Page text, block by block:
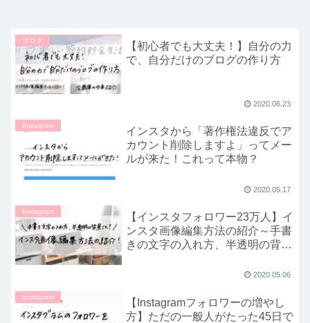
ブログ
【初心者でも大丈夫！】自分の力
で、自分だけのブログの作り方
2020.06.23
Instagram
インスタから「著作権法違反でア
カウント削除しますよ」ってメー
ルが来た！これって本物？
2020.05.17
Instagram
【インスタフォロワー23万人】イ
ンスタ画像編集方法の紹介～手書
きの文字の入れ方、半透明の背景
2020.05.06
Instagram
【Instagramフォロワーの増やし
方】ただの一般人がたった45日で